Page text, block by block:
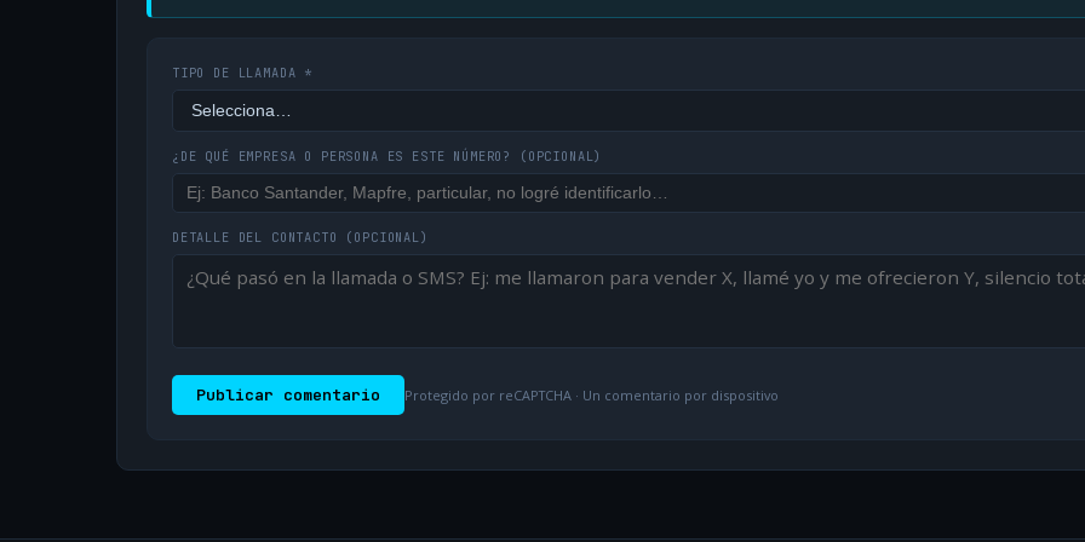
TIPO DE LLAMADA *
¿DE QUÉ EMPRESA O PERSONA ES ESTE NÚMERO? (OPCIONAL)
DETALLE DEL CONTACTO (OPCIONAL)
Publicar comentario Protegido por reCAPTCHA · Un comentario por dispositivo